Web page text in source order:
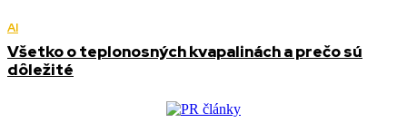
AI
Všetko o teplonosných kvapalinách a prečo sú
dôležité